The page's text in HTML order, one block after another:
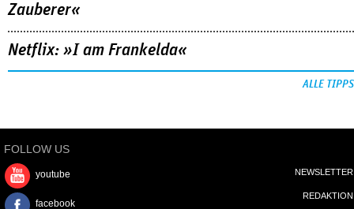
Zauberer«
Netflix: »I am Frankelda«
ALLE TIPPS
FOLLOW US
youtube
facebook
NEWSLETTER
REDAKTION